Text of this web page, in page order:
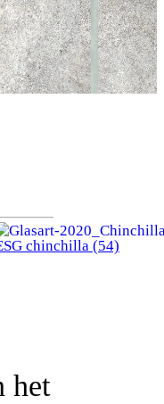
chinchilla (54)
het